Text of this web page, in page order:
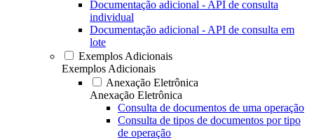
Documentação adicional - API de consulta
individual
Documentação adicional - API de consulta em
lote
Exemplos Adicionais
Exemplos Adicionais
Anexação Eletrônica
Anexação Eletrônica
Consulta de documentos de uma operação
Consulta de tipos de documentos por tipo
de operação